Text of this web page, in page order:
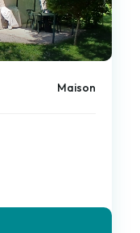
Maison